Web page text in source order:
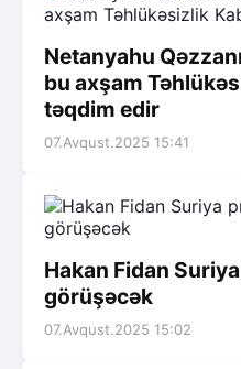
Netanyahu
bu axşam
təqdim edir
07.Avqust.2025 15:41
Hakan Fidan
görüşəcək
07.Avqust.2025 15:02